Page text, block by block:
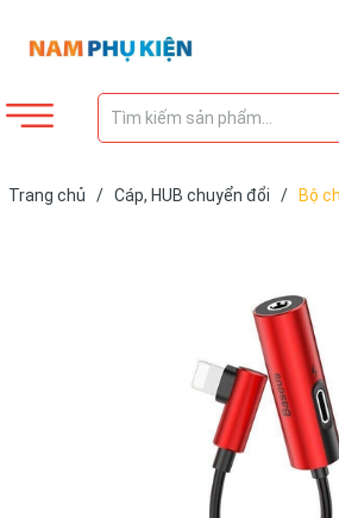
Trang chủ / Cáp, HUB chuyển đổi /
Bộ